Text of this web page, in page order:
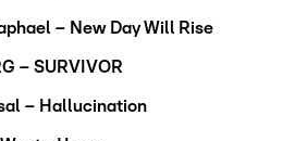
– New Day Will Rise
– SURVIVOR
– Hallucination